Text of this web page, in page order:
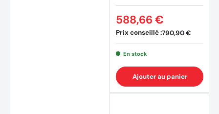
Prix conseillé :790,90 €
588,66 €
En stock
Ajouter au panier